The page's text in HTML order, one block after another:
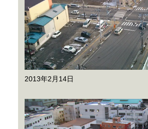
2013年2月14日